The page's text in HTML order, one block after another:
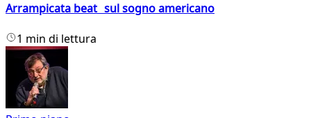
Arrampicata beat sul sogno americano
1 min di lettura